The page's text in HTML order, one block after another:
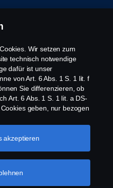
Horch-Straße
897 0, Fax +49
Wir setzen zum
technisch notwendige
dafür ist unser
von Art. 6 Abs. 1 S. 1 lit. f
Sie differenzieren, ob
Art. 6 Abs. 1 S. 1 lit. a DS-
geben, nur bezogen
und kann jederzeit mit
Unsere Anbieter
der Europäischen
akzeptieren